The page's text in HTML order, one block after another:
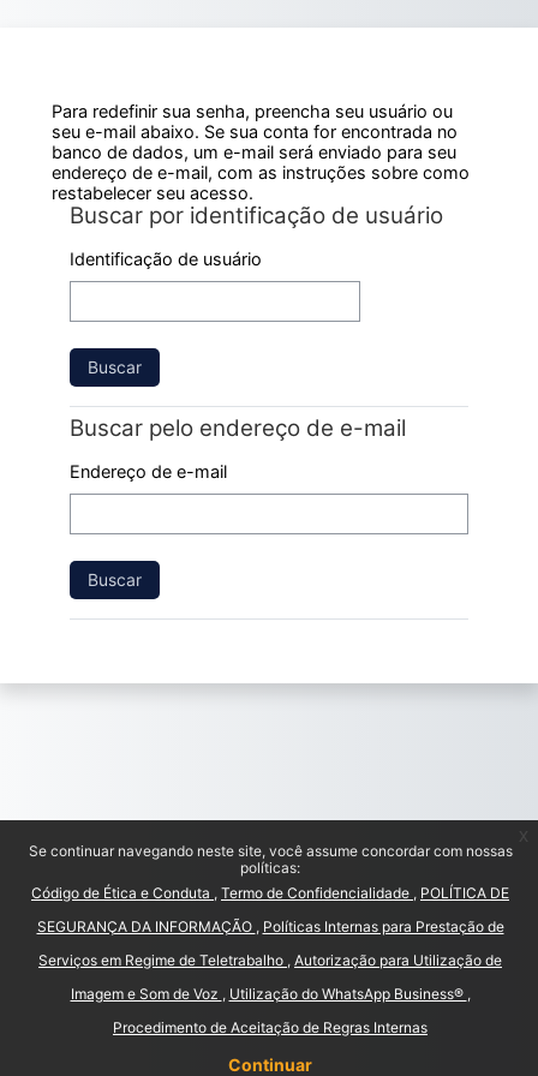
Se continuar navegando neste site, você assume concordar com nossas
políticas:
Código de Ética e Conduta
Termo de Confidencialidade
POLÍTICA DE
SEGURANÇA DA INFORMAÇÃO
Políticas Internas para Prestação de
Serviços em Regime de Teletrabalho Autorização para Utilização de
Imagem e Som de Voz
Utilização do WhatsApp Business®
Procedimento de Aceitação de Regras Internas
Continuar
x
Para redefinir sua senha, preencha seu usuário ou
seu e-mail abaixo. Se sua conta for encontrada no
banco de dados, um e-mail será enviado para seu
endereço de e-mail, com as instruções sobre como
restabelecer seu acesso.
Buscar por identificação de usuário
Buscar por identificação de usuário
Identificação de usuário
Buscar pelo endereço de e-mail
Buscar pelo endereço de e-mail
Endereço de e-mail